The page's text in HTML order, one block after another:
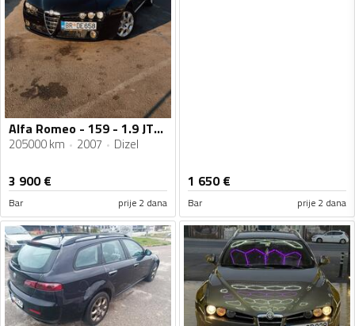
Alfa Romeo - 159 - 1.9 JTDM
205000 km 2007 Dizel
3 900€
Bar prije 2 dana
1 650€
Bar prije 2 dana